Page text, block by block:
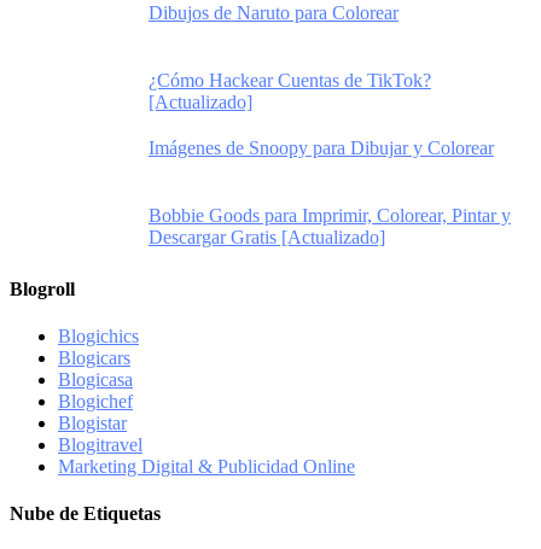
Dibujos de Naruto para Colorear
¿Cómo Hackear Cuentas de TikTok?
[Actualizado]
Imágenes de Snoopy para Dibujar y Colorear
Bobbie Goods para Imprimir, Colorear, Pintar y
Descargar Gratis [Actualizado]
Blogroll
Blogichics
Blogicars
Blogicasa
Blogichef
Blogistar
Blogitravel
Marketing Digital & Publicidad Online
Nube de Etiquetas